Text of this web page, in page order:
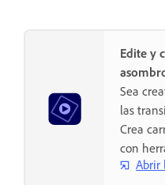
Edite y
Sea
las
Crea
con
Abrir